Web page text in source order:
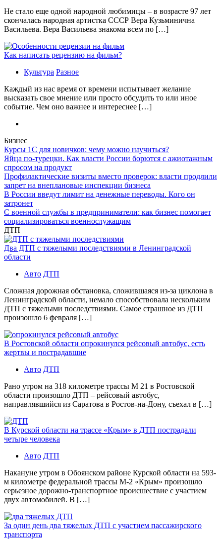
Не стало еще одной народной любимицы – в возрасте 97 лет
скончалась народная артистка СССР Вера Кузьминична
Васильева. Вера Васильева знакома всем по […]
Как написать рецензию на фильм?
Культура Разное
Каждый из нас время от времени испытывает желание
высказать свое мнение или просто обсудить то или иное
событие. Чем оно важнее и интереснее […]
Бизнес
Курсы 1С для новичков: чему можно научиться?
Яйца по-турецки. Как власти России борются с ажиотажным
спросом на продукт
Профилактические визиты вместо проверок: власти продлили
запрет на внеплановые инспекции бизнеса
В России введут лимит на денежные переводы. Кого он
затронет
С военной службы в предприниматели: как бизнес помогает
социализироваться военнослужащим
ДТП
Два ДТП с тяжелыми последствиями в Ленинградской
области
Авто ДТП
Сложная дорожная обстановка, сложившаяся из-за циклона в
Ленинградской области, немало способствовала нескольким
ДТП с тяжелыми последствиями. Самое страшное из ДТП
произошло 6 февраля […]
В Ростовской области опрокинулся рейсовый автобус, есть
жертвы и пострадавшие
Авто ДТП
Рано утром на 318 километре трассы М 21 в Ростовской
области произошло ДТП – рейсовый автобус,
направлявшийся из Саратова в Ростов-на-Дону, съехал в […]
В Курской области на трассе «Крым» в ДТП пострадали
четыре человека
Авто ДТП
Накануне утром в Обоянском районе Курской области на 593-
м километре федеральной трассы М-2 «Крым» произошло
серьезное дорожно-транспортное происшествие с участием
двух автомобилей. В […]
За один день два тяжелых ДТП с участием пассажирского
транспорта